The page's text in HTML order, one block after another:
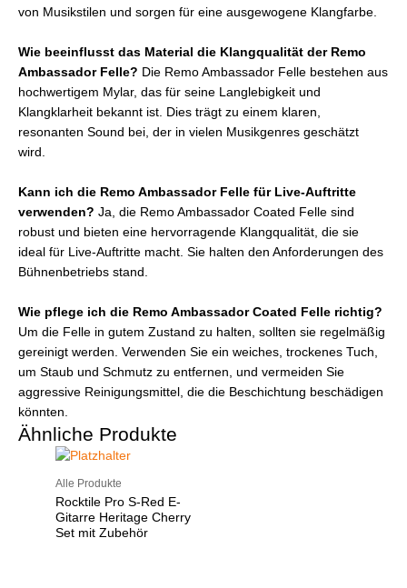
von Musikstilen und sorgen für eine ausgewogene Klangfarbe.
Wie beeinflusst das Material die Klangqualität der Remo
Ambassador Felle? Die Remo Ambassador Felle bestehen aus
hochwertigem Mylar, das für seine Langlebigkeit und
Klangklarheit bekannt ist. Dies trägt zu einem klaren,
resonanten Sound bei, der in vielen Musikgenres geschätzt
wird.
Kann ich die Remo Ambassador Felle für Live-Auftritte
verwenden? Ja, die Remo Ambassador Coated Felle sind
robust und bieten eine hervorragende Klangqualität, die sie
ideal für Live-Auftritte macht. Sie halten den Anforderungen des
Bühnenbetriebs stand.
Wie pflege ich die Remo Ambassador Coated Felle richtig?
Um die Felle in gutem Zustand zu halten, sollten sie regelmäßig
gereinigt werden. Verwenden Sie ein weiches, trockenes Tuch,
um Staub und Schmutz zu entfernen, und vermeiden Sie
aggressive Reinigungsmittel, die die Beschichtung beschädigen
könnten.
Ähnliche Produkte
Alle Produkte
Rocktile Pro S-Red E-
Gitarre Heritage Cherry
Set mit Zubehör